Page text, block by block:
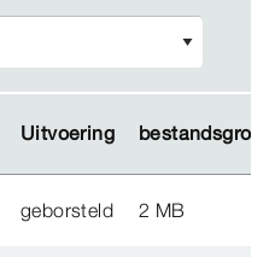
Uitvoering
Uitvoering
geborsteld 2 MB